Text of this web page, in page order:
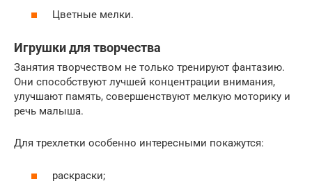
Цветные мелки.
Игрушки для творчества
Занятия творчеством не только тренируют фантазию.
Они способствуют лучшей концентрации внимания,
улучшают память, совершенствуют мелкую моторику и
речь малыша.
Для трехлетки особенно интересными покажутся:
раскраски;